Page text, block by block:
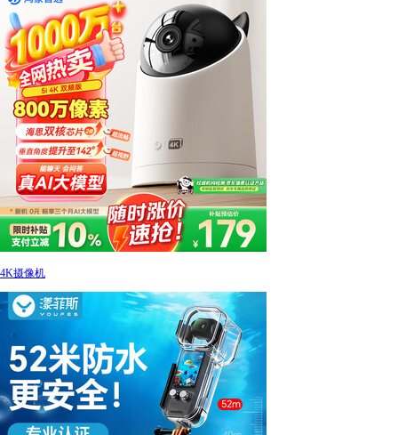
4K摄像机